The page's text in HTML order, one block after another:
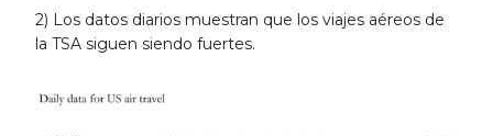
2) Los datos diarios muestran que los viajes aéreos de
la TSA siguen siendo fuertes.